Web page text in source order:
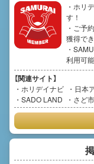
・ホリ
す！
・ご予
獲得で
・
利用可能
【関連サイト】
ホリデイナビ 日本
SADO LAND
さど